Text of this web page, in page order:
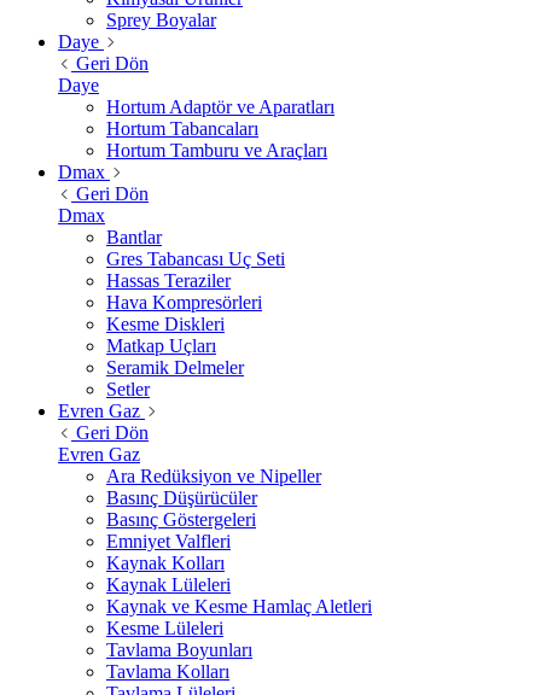
Sprey Boyalar
Daye
Geri Dön
Daye
Hortum Adaptör ve Aparatları
Hortum Tabancaları
Hortum Tamburu ve Araçları
Dmax
Geri Dön
Dmax
Bantlar
Gres Tabancası Uç Seti
Hassas Teraziler
Hava Kompresörleri
Kesme Diskleri
Matkap Uçları
Seramik Delmeler
Setler
Evren Gaz
Geri Dön
Evren Gaz
Ara Redüksiyon ve Nipeller
Basınç Düşürücüler
Basınç Göstergeleri
Emniyet Valfleri
Kaynak Kolları
Kaynak Lüleleri
Kaynak ve Kesme Hamlaç Aletleri
Kesme Lüleleri
Tavlama Boyunları
Tavlama Kolları